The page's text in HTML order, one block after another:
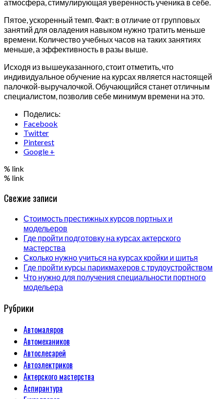
атмосфера, стимулирующая уверенность ученика в себе.
Пятое, ускоренный темп. Факт: в отличие от групповых
занятий для овладения навыком нужно тратить меньше
времени. Количество учебных часов на таких занятиях
меньше, а эффективность в разы выше.
Исходя из вышеуказанного, стоит отметить, что
индивидуальное обучение на курсах является настоящей
палочкой-выручалочкой. Обучающийся станет отличным
специалистом, позволив себе минимум времени на это.
Поделись:
Facebook
Twitter
Pinterest
Google +
% link
% link
Свежие записи
Стоимость престижных курсов портных и
модельеров
Где пройти подготовку на курсах актерского
мастерства
Сколько нужно учиться на курсах кройки и шитья
Где пройти курсы парикмахеров с трудоустройством
Что нужно для получения специальности портного
модельера
Рубрики
Автомаляров
Автомехаников
Автослесарей
Автоэлектриков
Актерского мастерства
Аспирантура